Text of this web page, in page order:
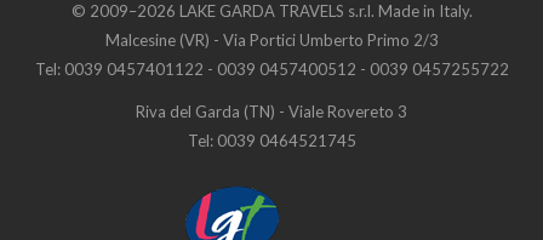
© 2009–2026 LAKE GARDA TRAVELS s.r.l. Made in Italy.
Malcesine (VR) - Via Portici Umberto Primo 2/3
Tel: 0039 0457401122 - 0039 0457400512 - 0039 0457255722
Riva del Garda (TN) - Viale Rovereto 3
Tel: 0039 0464521745